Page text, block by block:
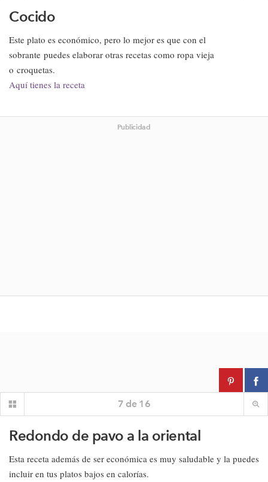
Cocido
Este plato es económico, pero lo mejor es que con el
sobrante puedes elaborar otras recetas como ropa vieja
o croquetas.
Aquí tienes la receta
Publicidad
7 de 16
Redondo de pavo a la oriental
Esta receta además de ser económica es muy saludable y la puedes
incluir en tus platos bajos en calorías.